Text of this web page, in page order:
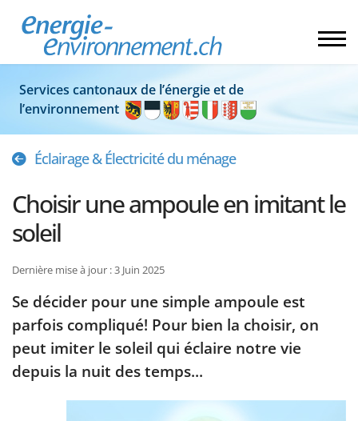
Services cantonaux de l’énergie et de
l’environnement
Éclairage & Électricité du ménage
Choisir une ampoule en imitant le
soleil
Dernière mise à jour : 3 Juin 2025
Se décider pour une simple ampoule est
parfois compliqué! Pour bien la choisir, on
peut imiter le soleil qui éclaire notre vie
depuis la nuit des temps...